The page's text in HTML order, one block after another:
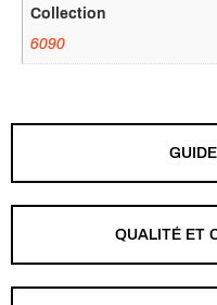
QUALITÉ ET
Collection
6090